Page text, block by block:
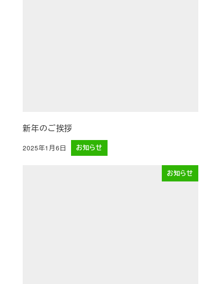
新年のご挨拶
投稿日
2025年1月6日 お知らせ
お知らせ